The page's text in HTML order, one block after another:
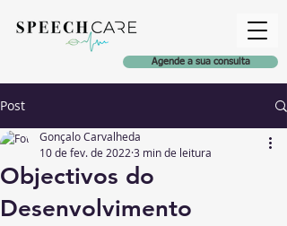
Agende a sua consulta
Post
Objectivos do
Desenvolvimento
Gonçalo Carvalheda
10 de fev. de 2022 3 min de leitura